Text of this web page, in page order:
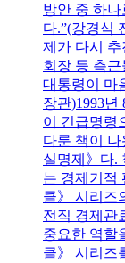
방안 중 하
다.”(강경식
제가 다시
회장 등 측
대통령이 마
장관)1993년
이 긴급명령
다룬 책이
실명제》다.
는 경제기적
클》 시리즈
전직 경제관
중요한 역할
클》 시리즈